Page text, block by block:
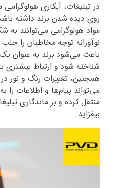
در تبلیغات، آبکاری
روی دیده شدن برند داشته
مواد هولوگرامی می‌توانند به
نوآورانه توجه مخاطبان را
باعث می‌شود برند به عنوان
شناخته شود و ارتباط بیشتری
همچنین، تغییرات رنگ و نور
می‌تواند پیام‌ها و اطلاعات را
منتقل کرده و بر ماندگاری
بیفزاید.